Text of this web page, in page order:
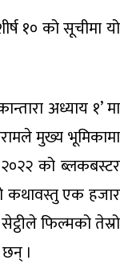
१० को सूचीमा यो
अध्याय १’ मा
मुख्य भूमिकामा
को ब्लकबस्टर
कथावस्तु एक हजार
फिल्मको तेस्रो
।